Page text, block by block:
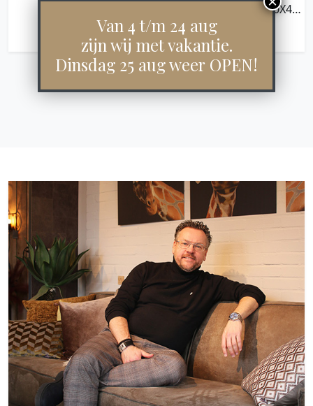
1.775,00
POUF QUARTZ,40X40X40
CM, CHARCOAL/IVORY,
81% WOOL 19% COTTON
€149,00
Van 4 t/m 24 aug
zijn wij met vakantie.
Dinsdag 25 aug weer OPEN!